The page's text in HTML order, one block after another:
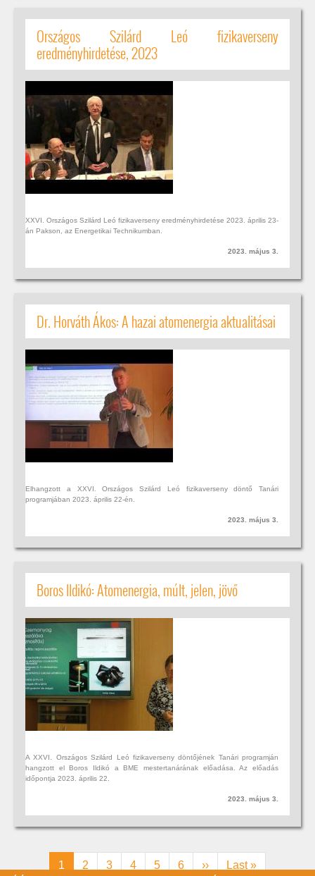
Országos Szilárd Leó fizikaverseny
eredményhirdetése, 2023
XXVI. Országos Szilárd Leó fizikaverseny eredményhirdetése 2023. április 23-
án Pakson, az Energetikai Technikumban.
2023. május 3.
Dr. Horváth Ákos: A hazai atomenergia aktualitásai
Elhangzott a XXVI. Országos Szilárd Leó fizikaverseny döntő Tanári
programjában 2023. április 22-én.
2023. május 3.
Boros Ildikó: Atomenergia, múlt, jelen, jövő
A XXVI. Országos Szilárd Leó fizikaverseny döntőjének Tanári programján
hangzott el Boros Ildikó a BME mestertanárának előadása. Az előadás
időpontja 2023. április 22.
2023. május 3.
Jelenlegi oldal
1 Oldal
2 Oldal
3 Oldal
4 Oldal
5 Oldal
6 Következő oldal
›› Utolsó oldal
Last »